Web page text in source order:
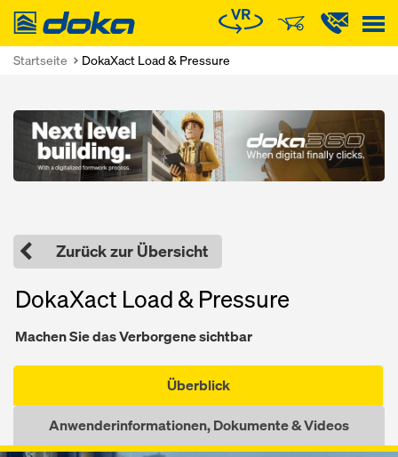
Doka
Startseite DokaXact Load & Pressure
Open
Zurück zur Übersicht
DokaXact Load & Pressure
Machen Sie das Verborgene sichtbar
Überblick
Anwenderinformationen, Dokumente & Videos